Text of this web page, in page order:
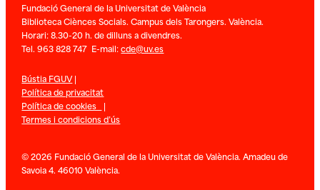
Fundació General de la Universitat de València
Biblioteca Ciènces Socials. Campus dels Tarongers. València.
Horari: 8.30-20 h. de dilluns a divendres.
Tel. 963 828 747 E-mail:cde@uv.es
Bústia FGUV|
Política de privacitat
Política de cookies |
Termes i condicions d’ús
© 2026 Fundació General de la Universitat de València. Amadeu de
Savoia 4. 46010 València.